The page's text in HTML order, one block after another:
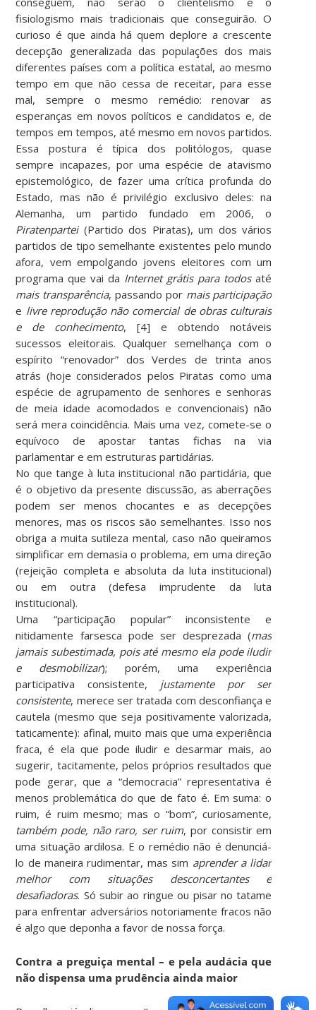
fisiologismo mais tradicionais que conseguirão. O
curioso é que ainda há quem deplore a crescente
decepção generalizada das populações dos mais
diferentes países com a política estatal, ao mesmo
tempo em que não cessa de receitar, para esse
mal, sempre o mesmo remédio: renovar as
esperanças em novos políticos e candidatos e, de
tempos em tempos, até mesmo em novos partidos.
Essa postura é típica dos politólogos, quase
sempre incapazes, por uma espécie de atavismo
epistemológico, de fazer uma crítica profunda do
Estado, mas não é privilégio exclusivo deles: na
Alemanha, um partido fundado em 2006, o
Piratenpartei(Partido dos Piratas), um dos vários
partidos de tipo semelhante existentes pelo mundo
afora, vem empolgando jovens eleitores com um
programa que vai da Internet grátis para todosaté
mais transparência, passando pormais participação
e livre reprodução não comercial de obras culturais
e de conhecimento, [4] e obtendo notáveis
sucessos eleitorais. Qualquer semelhança com o
espírito “renovador” dos Verdes de trinta anos
atrás (hoje considerados pelos Piratas como uma
espécie de agrupamento de senhores e senhoras
de meia idade acomodados e convencionais) não
será mera coincidência. Mais uma vez, comete-se o
equívoco de apostar tantas fichas na via
parlamentar e em estruturas partidárias.
No que tange à luta institucional não partidária, que
é o objetivo da presente discussão, as aberrações
podem ser menos chocantes e as decepções
menores, mas os riscos são semelhantes. Isso nos
obriga a muita sutileza mental, caso não queiramos
simplificar em demasia o problema, em uma direção
(rejeição completa e absoluta da luta institucional)
ou em outra (defesa imprudente da luta
institucional).
Uma “participação popular” inconsistente e
nitidamente farsesca pode ser desprezada (mas
jamais subestimada, pois até mesmo ela pode iludir
e desmobilizar); porém, uma experiência
participativa consistente, justamente por ser
consistente, merece ser tratada com desconfiança e
cautela (mesmo que seja positivamente valorizada,
taticamente): afinal, muito mais que uma experiência
fraca, é ela que pode iludir e desarmar mais, ao
sugerir, tacitamente, pelos próprios resultados que
pode gerar, que a “democracia” representativa é
menos problemática do que de fato é. Em suma: o
ruim, é ruim mesmo; mas o “bom”, curiosamente,
também pode, não raro, ser ruim, por consistir em
uma situação ardilosa. E o remédio não é denunciá-
lo de maneira rudimentar, mas sim aprender a lidar
melhor com situações desconcertantes e
desafiadoras. Só subir ao ringue ou pisar no tatame
para enfrentar adversários notoriamente fracos não
é algo que deponha a favor de nossa força.
Contra a preguiça mental – e pela audácia que
não dispensa uma prudência ainda maior